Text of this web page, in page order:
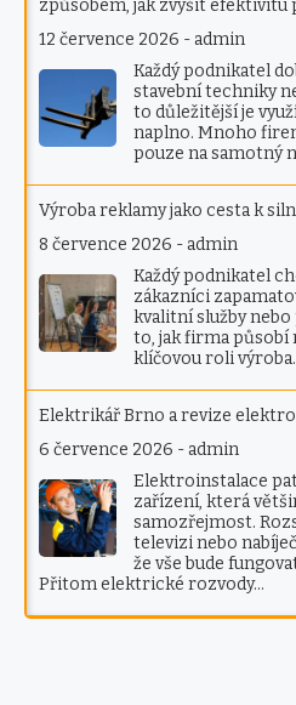
způsobem, jak zvýšit efektivitu
12 července 2026 - admin
Každý podnikatel
stavební techniky
to důležitější je
naplno. Mnoho
pouze na samotný
Výroba reklamy jako cesta k
8 července 2026 - admin
Každý podnikatel
zákazníci
kvalitní služby
to, jak firma působí
klíčovou roli
Elektrikář Brno a revize
6 července 2026 - admin
Elektroinstalace
zařízení, která
samozřejmost.
televizi nebo
že vše bude
Přitom elektrické rozvody…